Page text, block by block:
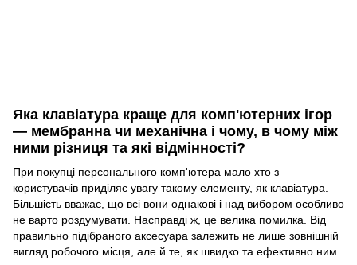
Яка клавіатура краще для комп'ютерних ігор
— мембранна чи механічна і чому, в чому між
ними різниця та які відмінності?
При покупці персонального комп'ютера мало хто з
користувачів приділяє увагу такому елементу, як клавіатура.
Більшість вважає, що всі вони однакові і над вибором особливо
не варто роздумувати. Насправді ж, це велика помилка. Від
правильно підібраного аксесуара залежить не лише зовнішній
вигляд робочого місця, але й те, як швидко та ефективно ним